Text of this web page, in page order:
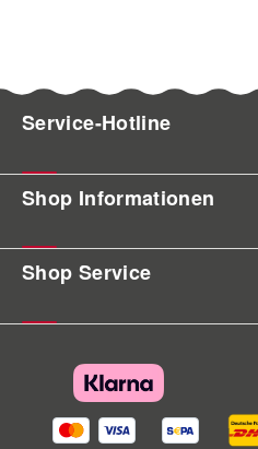
Service-Hotline
Shop Informationen
Shop Service